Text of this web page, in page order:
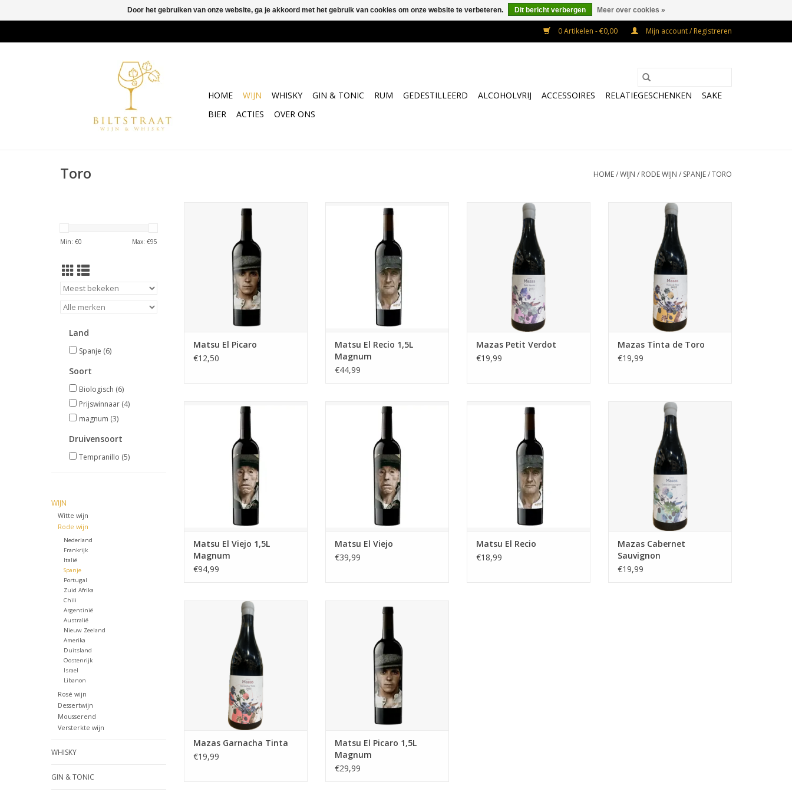
0 Artikelen - €0,00 Mijn account / Registreren
HOME WIJN WHISKY GIN & TONIC RUM GEDESTILLEERD ALCOHOLVRIJ ACCESSOIRES RELATIEGESCHENKEN
SAKE
BIER
ACTIES OVER ONS
Toro HOME/WIJN / RODE WIJN / SPANJE/TORO
Min: €0 Max: €95
Land
Spanje (6)
Soort
Biologisch (6)
Prijswinnaar (4)
magnum (3)
Druivensoort
Tempranillo (5)
WIJN
Witte wijn
Rode wijn
Nederland
Frankrijk
Italië
Spanje
Portugal
Zuid Afrika
Chili
Argentinië
Australië
Nieuw Zeeland
Amerika
Duitsland
Oostenrijk
Israel
Libanon
Rosé wijn
Dessertwijn
Mousserend
Versterkte wijn
WHISKY
GIN & TONIC
De smaak is fris, complex met
heerlijke fruitige tonen van zwart
fruit met lichte tonen van hout en
kruidigheid, gevolgd door een
soepele rijke lange afdronk.
TOEVOEGEN AAN WINKELWAGEN
Matsu El Picaro
€12,50
De smaak is rond, vol en krachtig
met een zijdezachte lange
afdronk.
Matsu El Recio 1,5L
Magnum
€44,99
Krachtige Petit Verdot uit Toro
met donker fruit, zwarte peper,
rijpe tannines en een lange
kruidige afdronk.
TOEVOEGEN AAN WINKELWAGEN
Mazas Petit Verdot
€19,99
Krachtige Tinta de Toro met rijpe
zwarte kersen, bramen, kruidige
tonen en een lange, warme
afdronk.
TOEVOEGEN AAN WINKELWAGEN
Mazas Tinta de Toro
€19,99
De wijn is vol in de mond, rijk,
kruidig met rood fruit en ronde
tannines, gevolgd door een lange
complexe afdronk waarin het
rijpe fruit prachtig combineert
met de zachte houttonen.
Een unieke wijn, die nationaal- en
internationaal al vele
bekroningen
Matsu El Viejo 1,5L
Magnum
€94,99
De wijn is vol in de mond, rijk,
kruidig met rood fruit en ronde
tannines, gevolgd door een lange
complexe afdronk waarin het
rijpe fruit prachtig combineert
met de zachte houttonen.
Een unieke wijn, die nationaal- en
internationaal al vele
bekroningen
TOEVOEGEN AAN WINKELWAGEN
Matsu El Viejo
€39,99
Matsu El Recio is gemaakt van
Tinto de Toro, de lokale variant
van Tempranillo in het
wijngebied Toro, afkomstig van
wijnstokken met een leeftijd van
meer dan 50 jaar oud.
TOEVOEGEN AAN WINKELWAGEN
Matsu El Recio
€18,99
Krachtige Spaanse Cabernet
Sauvignon met cassis, bramen,
kruidige tonen en een volle,
zachte afdronk.
TOEVOEGEN AAN WINKELWAGEN
Mazas Cabernet
Sauvignon
€19,99
Sappige Spaanse Garnacha met
rijpe kersen, bramen, zachte
tannines en een kruidige afdronk.
TOEVOEGEN AAN WINKELWAGEN
Mazas Garnacha Tinta
€19,99
De smaak is fris, complex met
heerlijke fruitige tonen van zwart
fruit met lichte tonen van hout en
kruidigheid, gevolgd door een
soepele rijke lange afdronk.
Matsu El Picaro 1,5L
Magnum
€29,99
Door het gebruiken van onze website, ga je akkoord met het gebruik van cookies om onze website te verbeteren. Dit bericht verbergen Meer over cookies »